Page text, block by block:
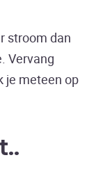
stroom dan
Vervang
je meteen op
.